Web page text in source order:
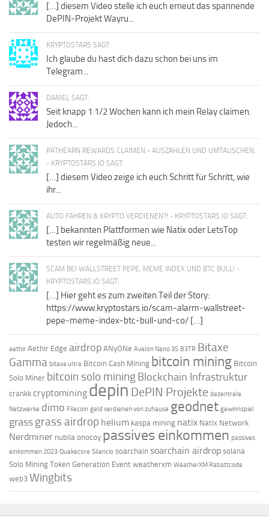
[…] diesem Video stelle ich euch erneut das spannende
DePIN-Projekt Wayru...
KRYPTOSTARS SAGT:
Ich glaube du hast dich dazu schon bei uns im
Telegram...
DANIEL SAGT:
Seit knapp 1 1/2 Wochen kann ich mein Relay claimen.
Jedoch...
PATHEARN REWARDS CLAIMEN - AUSZAHLEN UND UMTAUSCHEN.
- KRYPTOSTARS.IO SAGT:
[…] diesem Video zeige ich euch Schritt für Schritt, wie
ihr...
AUTO FAHREN & KRYPTO VERDIENEN?! - KRYPTOSTARS.IO SAGT:
[…] bekannten Plattformen wie Natix oder LetsTop
testen wir regelmäßig neue...
SCAM BEI WALLSTREET PEPE, MEME INDEX UND BTC BULL! -
KRYPTOSTARS.IO SAGT:
[…] Hier geht es zum zweiten Teil der Story:
https://www.kryptostars.io/scam-alarm-wallstreet-
pepe-meme-index-btc-bull-und-co/ […]
aethir Aethir Edge airdrop ANyONe Avalon Nano 3S B3TR Bitaxe
Gamma bitaxe ultra Bitcoin Cash Mining bitcoin mining Bitcoin
Solo Miner bitcoin solo mining Blockchain Infrastruktur
crankk cryptomining depin DePIN Projekte dezentrale
Netzwerke dimo Filecoin geld verdienen von zuhause geodnet gewinnspiel
grass grass airdrop helium kaspa mining natix Natix Network
Nerdminer nubila onocoy passives einkommen passives
einkommen 2023 Quakecore Silencio soarchain soarchain airdrop solana
Solo Mining Token Generation Event weatherxm WeatherXM Rabattcode
web3 Wingbits